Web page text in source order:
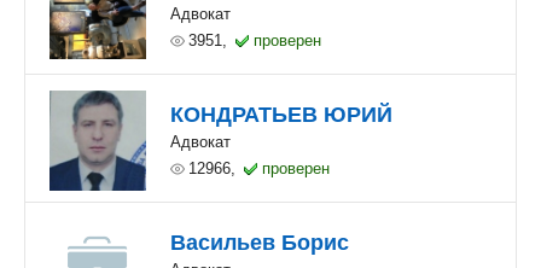
Адвокат
3951,
проверен
КОНДРАТЬЕВ ЮРИЙ
Адвокат
12966,
проверен
Васильев Борис